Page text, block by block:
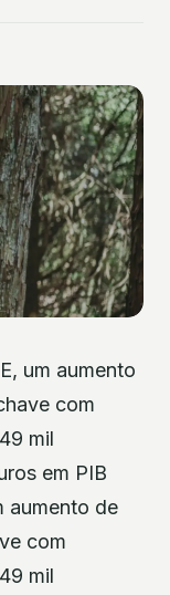
um aumento
com
mil
em PIB
aumento de
com
mil